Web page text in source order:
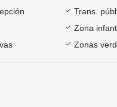
Trans.
Zona
Zonas